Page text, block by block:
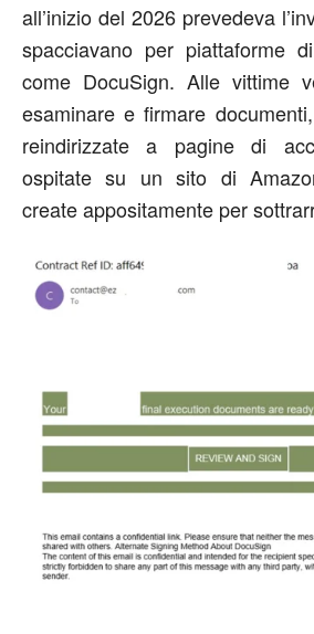
all’inizio del 2026 prevedeva
spacciavano per piattaforme
come DocuSign. Alle vittime
esaminare e firmare
reindirizzate a pagine di
ospitate su un sito di
create appositamente per